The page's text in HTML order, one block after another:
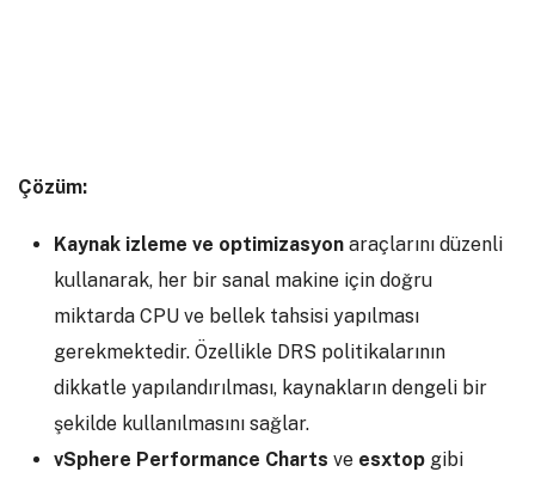
Çözüm:
Kaynak izleme ve optimizasyon araçlarını düzenli
kullanarak, her bir sanal makine için doğru
miktarda CPU ve bellek tahsisi yapılması
gerekmektedir. Özellikle DRS politikalarının
dikkatle yapılandırılması, kaynakların dengeli bir
şekilde kullanılmasını sağlar.
vSphere Performance Charts ve esxtop gibi